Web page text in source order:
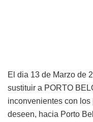
El dia 13 de Marzo de
sustituir a PORTO
inconvenientes con
deseen, hacia Porto